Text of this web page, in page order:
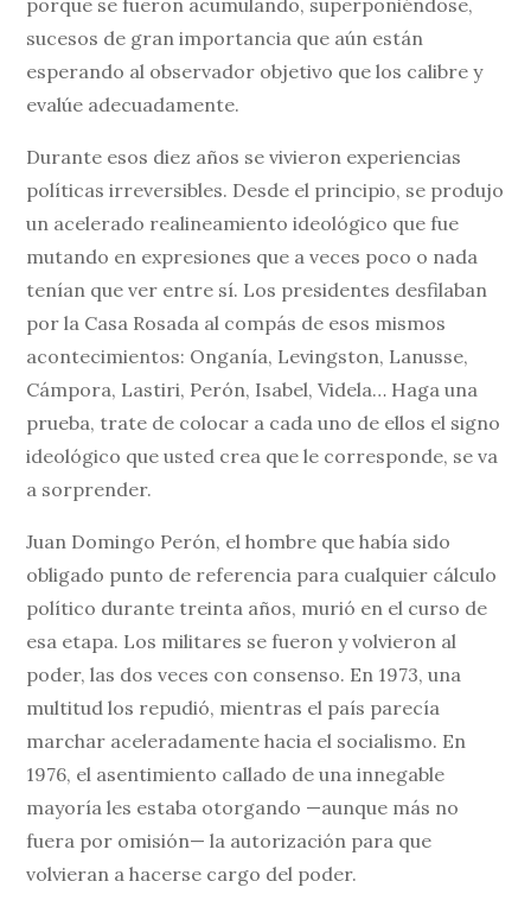
porque se fueron acumulando, superponiéndose,
sucesos de gran importancia que aún están
esperando al observador objetivo que los calibre y
evalúe adecuadamente.
Durante esos diez años se vivieron experiencias
políticas irreversibles. Desde el principio, se produjo
un acelerado realineamiento ideológico que fue
mutando en expresiones que a veces poco o nada
tenían que ver entre sí. Los presidentes desfilaban
por la Casa Rosada al compás de esos mismos
acontecimientos: Onganía, Levingston, Lanusse,
Cámpora, Lastiri, Perón, Isabel, Videla… Haga una
prueba, trate de colocar a cada uno de ellos el signo
ideológico que usted crea que le corresponde, se va
a sorprender.
Juan Domingo Perón, el hombre que había sido
obligado punto de referencia para cualquier cálculo
político durante treinta años, murió en el curso de
esa etapa. Los militares se fueron y volvieron al
poder, las dos veces con consenso. En 1973, una
multitud los repudió, mientras el país parecía
marchar aceleradamente hacia el socialismo. En
1976, el asentimiento callado de una innegable
mayoría les estaba otorgando —aunque más no
fuera por omisión— la autorización para que
volvieran a hacerse cargo del poder.